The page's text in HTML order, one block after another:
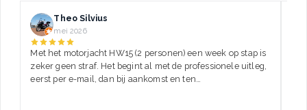
Theo Silvius
mei 2026
Met het motorjacht HW15 (2 personen) een week op stap is
zeker geen straf. Het begint al met de professionele uitleg,
eerst per e-mail, dan bij aankomst en ten…